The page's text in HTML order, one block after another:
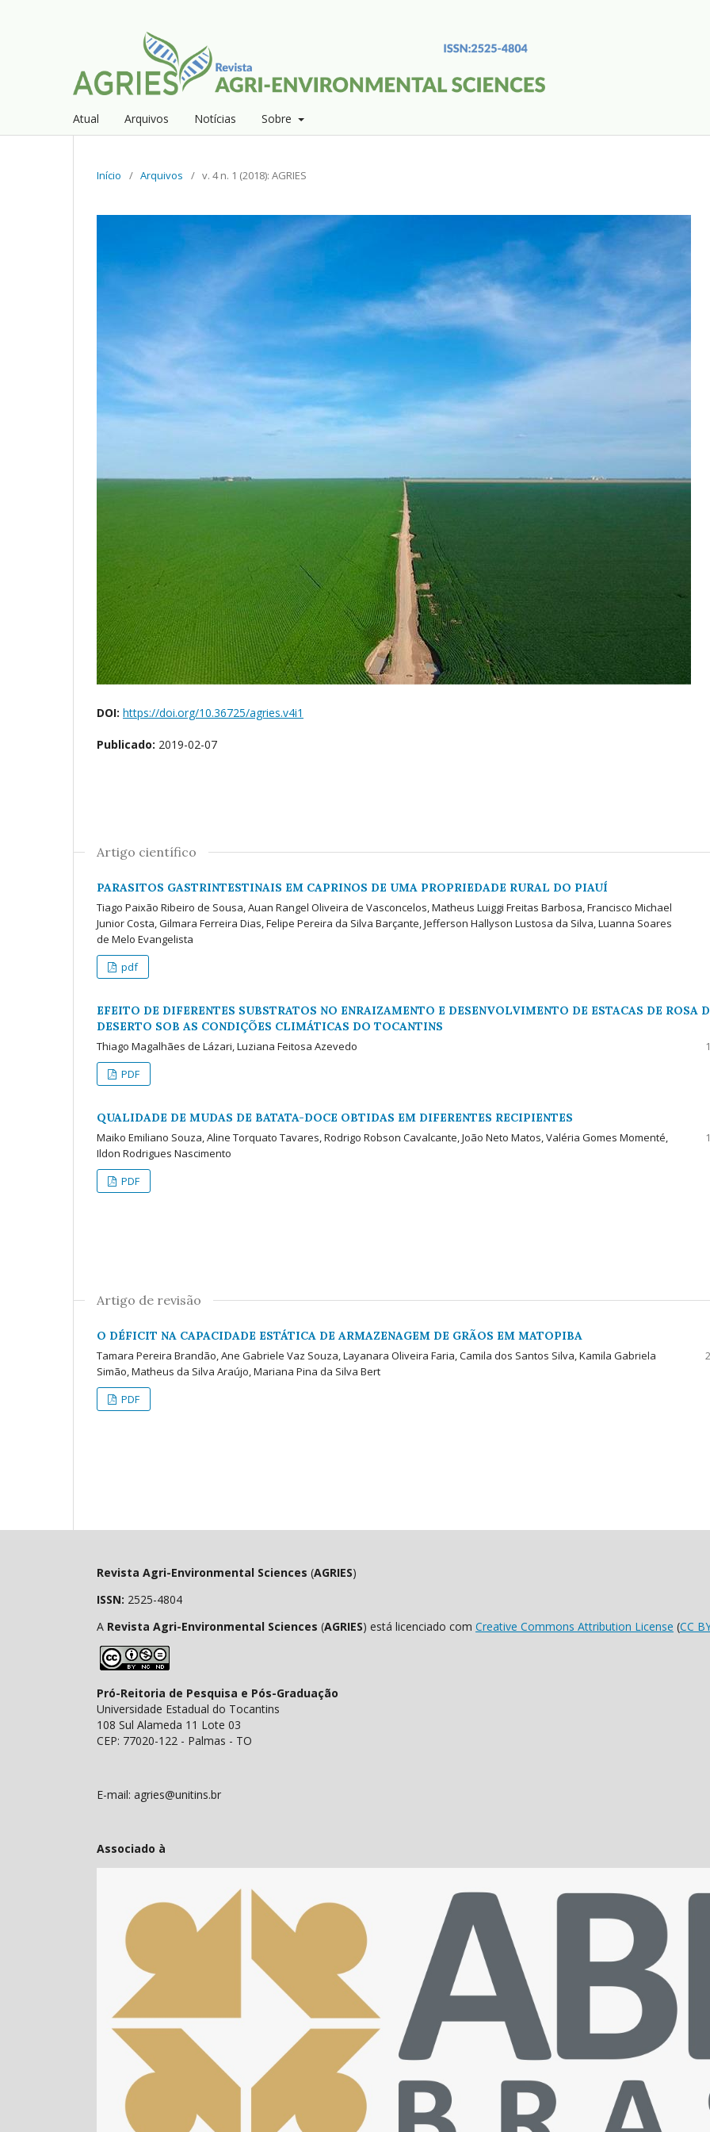
Atual Arquivos Notícias Sobre
Início / Arquivos / v. 4 n. 1 (2018): AGRIES
DOI: https://doi.org/10.36725/agries.v4i1
Publicado: 2019-02-07
Artigo científico
PARASITOS GASTRINTESTINAIS EM CAPRINOS DE UMA PROPRIEDADE RURAL DO PIAUÍ
Tiago Paixão Ribeiro de Sousa, Auan Rangel Oliveira de Vasconcelos, Matheus Luiggi Freitas Barbosa, Francisco Michael
Junior Costa, Gilmara Ferreira Dias, Felipe Pereira da Silva Barçante, Jefferson Hallyson Lustosa da Silva, Luanna Soares
de Melo Evangelista
pdf
EFEITO DE DIFERENTES SUBSTRATOS NO ENRAIZAMENTO E DESENVOLVIMENTO DE ESTACAS DE ROSA
DESERTO SOB AS CONDIÇÕES CLIMÁTICAS DO TOCANTINS
Thiago Magalhães de Lázari, Luziana Feitosa Azevedo
PDF
QUALIDADE DE MUDAS DE BATATA-DOCE OBTIDAS EM DIFERENTES RECIPIENTES
Maiko Emiliano Souza, Aline Torquato Tavares, Rodrigo Robson Cavalcante, João Neto Matos, Valéria Gomes Momenté,
Ildon Rodrigues Nascimento
PDF
Artigo de revisão
O DÉFICIT NA CAPACIDADE ESTÁTICA DE ARMAZENAGEM DE GRÃOS EM MATOPIBA
Tamara Pereira Brandão, Ane Gabriele Vaz Souza, Layanara Oliveira Faria, Camila dos Santos Silva, Kamila Gabriela
Simão, Matheus da Silva Araújo, Mariana Pina da Silva Bert
PDF
Revista Agri-Environmental Sciences (AGRIES)
ISSN: 2525-4804
A Revista Agri-Environmental Sciences (AGRIES) está licenciado com Creative Commons Attribution License (CC
Pró-Reitoria de Pesquisa e Pós-Graduação
Universidade Estadual do Tocantins
108 Sul Alameda 11 Lote 03
CEP: 77020-122 - Palmas - TO
E-mail: agries@unitins.br
Associado à